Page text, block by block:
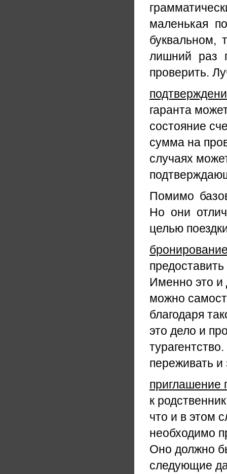
маленькая
буквальном,
лишний раз
проверить.
гаранта
состояние
сумма на
случаях
Помимо
Но они
целью
Именно это и
можно
благодаря
это дело и
переживать и
к
что и в этом
необходимо
Оно должно
следующие